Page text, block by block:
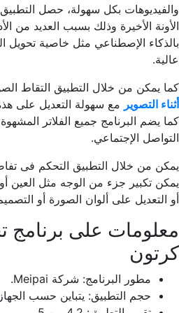
والفيديوهات بكل سهولة، حصل
الأونة الأخيرة وذلك بسبب العديد من
بالذكاء الإصطناعي مثل خاصية تحويل
عالية.
كما يمكن من خلال التطبيق التقاط
أثناء التصوير مع سهولة التعديل على
كما يضم البرنامج جميع الفلاتر
التواصل الإجتماعي.
يمكن من خلال التطبيق التحكم فى
يمكن تكبير جزء من الوجه مثل العين أو
أو التعديل على ألوان الصورة أو
معلومات على برنامج
كرتون
مطور البرنامج: شركة Meipai.
حجم التطبيق: يتباين حسب